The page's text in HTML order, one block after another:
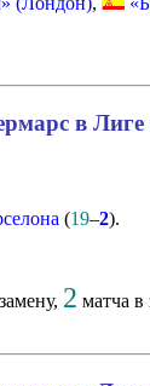
в Лиге
(19–2).
2 матча в